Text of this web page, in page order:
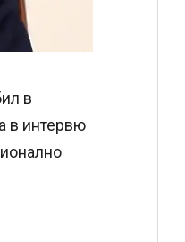
в
в интервю